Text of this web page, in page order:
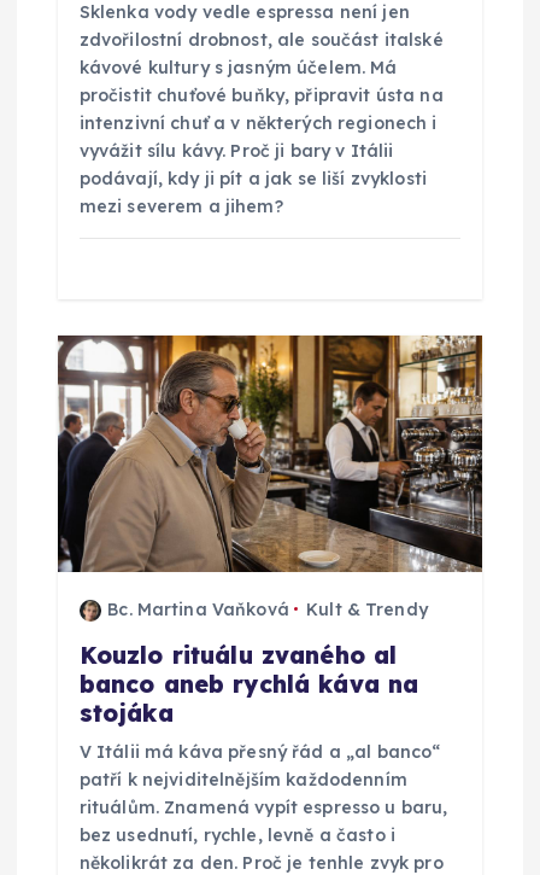
k
Sklenka vody vedle espressa není jen
zdvořilostní drobnost, ale součást italské
kávové kultury s jasným účelem. Má
pročistit chuťové buňky, připravit ústa na
intenzivní chuť a v některých regionech i
vyvážit sílu kávy. Proč ji bary v Itálii
podávají, kdy ji pít a jak se liší zvyklosti
mezi severem a jihem?
Bc. Martina Vaňková Kult & Trendy
Kouzlo rituálu zvaného al
banco aneb rychlá káva na
stojáka
V Itálii má káva přesný řád a „al banco“
patří k nejviditelnějším každodenním
rituálům. Znamená vypít espresso u baru,
bez usednutí, rychle, levně a často i
několikrát za den. Proč je tenhle zvyk pro